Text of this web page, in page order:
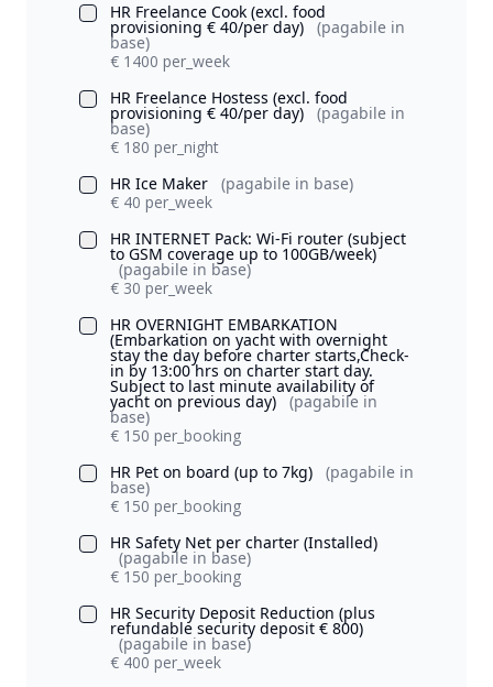
HR Freelance Cook (excl. food
provisioning € 40/per day) (pagabile in
base)
€ 1400 per_week
HR Freelance Hostess (excl. food
provisioning € 40/per day) (pagabile in
base)
€ 180 per_night
HR Ice Maker
(pagabile in base)
€ 40 per_week
HR INTERNET Pack: Wi-Fi router (subject
to GSM coverage up to 100GB/week)
(pagabile in base)
€ 30 per_week
HR OVERNIGHT EMBARKATION
(Embarkation on yacht with overnight
stay the day before charter starts,Check-
in by 13:00 hrs on charter start day.
Subject to last minute availability of
yacht on previous day) (pagabile in
base)
€ 150 per_booking
HR Pet on board (up to 7kg)
(pagabile in
base)
€ 150 per_booking
HR Safety Net per charter (Installed)
(pagabile in base)
€ 150 per_booking
HR Security Deposit Reduction (plus
refundable security deposit € 800)
(pagabile in base)
€ 400 per_week